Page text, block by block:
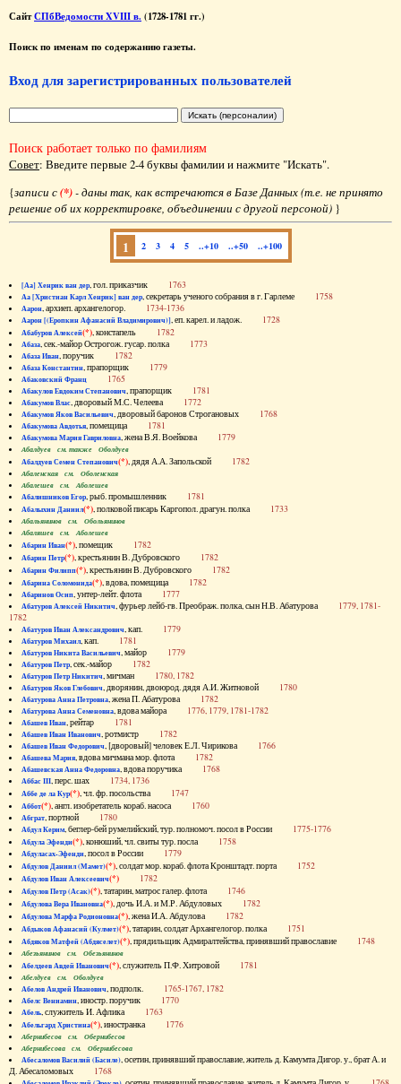
СайтСПбВедомости XVIII в. (1728-1781 гг.)
Поиск по именам по содержанию газеты.
Вход для зарегистрированных пользователей
Поиск работает только по фамилиям
Совет: Введите первые 2-4 буквы фамилии и нажмите "Искать".
{записи с(*)- даны так, как встречаются в Базе Данных (т.е. не принято
решение об их корректировке, объединении с другой персоной) }
1 2 3 4 5 ..+10 ..+50 ..+100
[Аа] Хенрик ван дер, гол. приказчик 1763
Аа [Христиан Карл Хенрик] ван дер, секретарь ученого собрания в г. Гарлеме 1758
Аарон, архиеп. архангелогор. 1734-1736
Аарон [(Еропкин Афанасий Владимирович)], еп. карел. и ладож. 1728
Абабуров Алексей(*), констапель 1782
Абаза, сек.-майор Острогож. гусар. полка 1773
Абаза Иван, поручик 1782
Абаза Константин, прапорщик 1779
Абаковский Франц 1765
Абакулов Евдоким Степанович, прапорщик 1781
Абакумов Влас, дворовый М.С. Челеева 1772
Абакумов Яков Васильевич, дворовый баронов Строгановых 1768
Абакумова Авдотья, помещица 1781
Абакумова Мария Гавриловна, жена В.Я. Воейкова 1779
Абалдуев см. также Оболдуев
Абалдуев Семен Степанович(*), дядя А.А. Запольской 1782
Абаленская см. Оболенская
Абалешев см. Аболешев
Абалишников Егор, рыб. промышленник 1781
Абалыхин Даниил(*), полковой писарь Каргопол. драгун. полка 1733
Абальянинов см. Обольянинов
Абаляшев см. Аболешев
Абарин Иван(*), помещик 1782
Абарин Петр(*), крестьянин В. Дубровского 1782
Абарин Филипп(*), крестьянин В. Дубровского 1782
Абарина Соломонида(*), вдова, помещица 1782
Абаринов Осип, унтер-лейт. флота 1777
Абатуров Алексей Никитич, фурьер лейб-гв. Преображ. полка, сын Н.В. Абатурова 1779, 1781-
1782
Абатуров Иван Александрович, кап. 1779
Абатуров Михаил, кап. 1781
Абатуров Никита Васильевич, майор 1779
Абатуров Петр, сек.-майор 1782
Абатуров Петр Никитич, мичман 1780, 1782
Абатуров Яков Глебович, дворянин, двоюрод. дядя А.И. Житновой 1780
Абатурова Анна Петровна, жена П. Абатурова 1782
Абатурова Анна Семеновна, вдова майора 1776, 1779, 1781-1782
Абашев Иван, рейтар 1781
Абашев Иван Иванович, ротмистр 1782
Абашев Иван Федорович, [дворовый] человек Е.Л. Чирикова 1766
Абашева Мария, вдова мичмана мор. флота 1782
Абашевская Анна Федоровна, вдова поручика 1768
Аббас III, перс. шах 1734, 1736
Аббе де ла Кур(*), чл. фр. посольства 1747
Аббот(*), англ. изобретатель кораб. насоса 1760
Абграт, портной 1780
Абдул Керим, беглер-бей румелийский, тур. полномоч. посол в России 1775-1776
Абдула Эфенди(*), конюший, чл. свиты тур. посла 1758
Абдуласах-Эфенди, посол в России 1779
Абдулов Даниил (Мамет)(*), солдат мор. кораб. флота Кронштадт. порта 1752
Абдулов Иван Алексеевич(*) 1782
Абдулов Петр (Асак)(*), татарин, матрос галер. флота 1746
Абдулова Вера Ивановна(*), дочь И.А. и М.Р. Абдуловых 1782
Абдулова Марфа Родионовна(*), жена И.А. Абдулова 1782
Абдыков Афанасий (Кулмет)(*), татарин, солдат Архангелогор. полка 1751
Абдяков Матфей (Абдяселет)(*), прядильщик Адмиралтейства, принявший православие 1748
Абезьянинов см. Обезьянинов
Абелдеев Авдей Иванович(*), служитель П.Ф. Хитровой 1781
Абелдуев см. Оболдуев
Абелов Андрей Иванович, подполк. 1765-1767, 1782
Абелс Вениамин, иностр. поручик 1770
Абель, служитель И. Афлика 1763
Абельгард Христина(*), иностранка 1776
Абернибесов см. Обернибесов
Абернибесова см. Обернибесова
Абесаломов Василий (Басиле), осетин, принявший православие, житель д. Камумта Дигор. у., брат А. и
Д. Абесаломовых 1768